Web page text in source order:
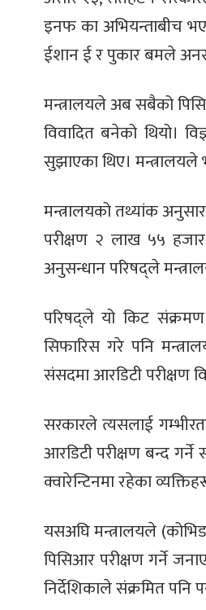
इनफ का अभियन्ताबीच
ईशान ई र पुकार बमले
मन्त्रालयले अब सबैको
विवादित बनेको थियो।
सुझाएका थिए। मन्त्रालयले
मन्त्रालयको तथ्यांक
परीक्षण २ लाख ५५
अनुसन्धान परिषद्ले
परिषद्ले यो किट संक्रमण
सिफारिस गरे पनि
संसदमा आरडिटी परीक्षण
सरकारले त्यसलाई
आरडिटी परीक्षण बन्द
क्वारेन्टिनमा रहेका
यसअघि मन्त्रालयले (कोभिड
पिसिआर परीक्षण गर्ने
निर्देशिकाले संक्रमित